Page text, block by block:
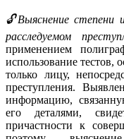
🔓Выяснение степени
расследуемом
применением
использование тестов,
только лицу,
преступления.
информацию,
его деталями,
причастности к